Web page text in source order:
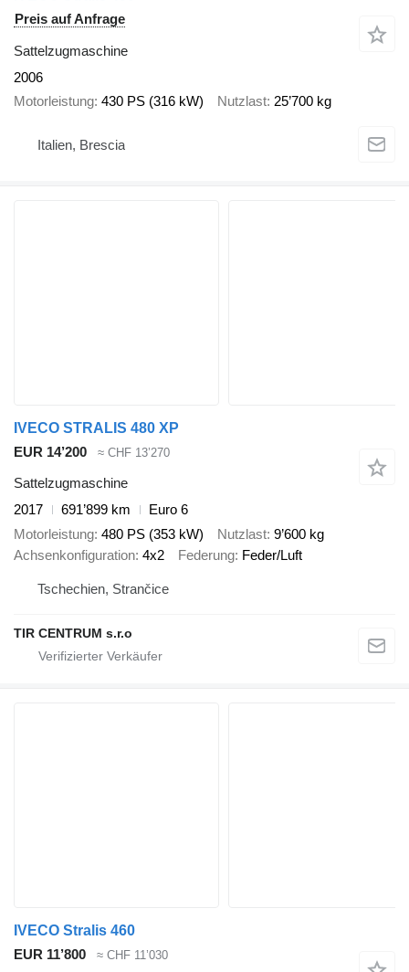
Preis auf Anfrage
Sattelzugmaschine
2006
Motorleistung 430 PS (316 kW) Nutzlast 25’700 kg
Italien, Brescia
IVECO STRALIS 480 XP
EUR 14’200
≈ CHF 13’270
Sattelzugmaschine
2017
691’899 km
Euro 6
Motorleistung 480 PS (353 kW) Nutzlast 9’600 kg
Achsenkonfiguration 4x2 Federung Feder/Luft
Tschechien, Strančice
TIR CENTRUM s.r.o
IVECO Stralis 460
EUR 11’800
≈ CHF 11’030